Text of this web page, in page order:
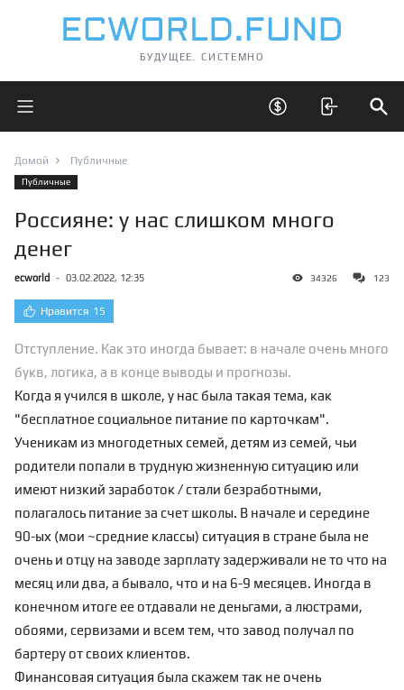
БУДУЩЕЕ. СИСТЕМНО
Открыть главное меню Открыть скрытые
Домой Публичные
Публичные
Россияне: у нас слишком много
денег
ecworld - 03.02.2022, 12:35 34326 123
Нравится 15
Отступление. Как это иногда бывает: в начале очень много
букв, логика, а в конце выводы и прогнозы.
Когда я учился в школе, у нас была такая тема, как
"бесплатное социальное питание по карточкам".
Ученикам из многодетных семей, детям из семей, чьи
родители попали в трудную жизненную ситуацию или
имеют низкий заработок / стали безработными,
полагалось питание за счет школы. В начале и середине
90-ых (мои ~средние классы) ситуация в стране была не
очень и отцу на заводе зарплату задерживали не то что на
месяц или два, а бывало, что и на 6-9 месяцев. Иногда в
конечном итоге ее отдавали не деньгами, а люстрами,
обоями, сервизами и всем тем, что завод получал по
бартеру от своих клиентов.
Финансовая ситуация была скажем так не очень